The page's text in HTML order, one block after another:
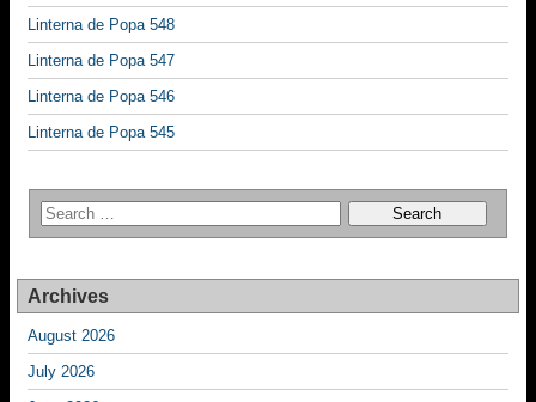
Linterna de Popa 548
Linterna de Popa 547
Linterna de Popa 546
Linterna de Popa 545
Archives
August 2026
July 2026